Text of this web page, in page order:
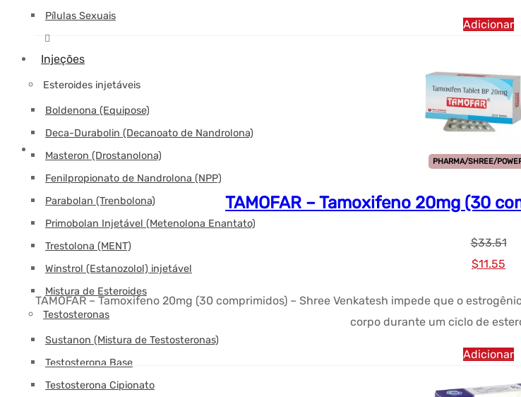
Pílulas Sexuais
Injeções
Esteroides injetáveis
Boldenona (Equipose)
Deca-Durabolin (Decanoato de Nandrolona)
Masteron (Drostanolona)
Fenilpropionato de Nandrolona (NPP)
Parabolan (Trenbolona)
Primobolan Injetável (Metenolona Enantato)
Trestolona (MENT)
Winstrol (Estanozolol) injetável
Mistura de Esteroides
Testosteronas
Sustanon (Mistura de Testosteronas)
Testosterona Base
Testosterona Cipionato
Adicionar
PHARMA/SHREE/
TAMOFAR – Tamoxifeno 20mg (30
$33.51
Preço
era:
$33.51.
$11.55
TAMOFAR – Tamoxifeno 20mg (30 comprimidos) – Shree Venkatesh impede que o
corpo durante um ciclo de
Adicionar